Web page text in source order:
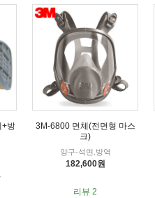
+방
3M-6800 면체(전면형 마스
크)
양구-석면.방역
182,600원
리뷰 2